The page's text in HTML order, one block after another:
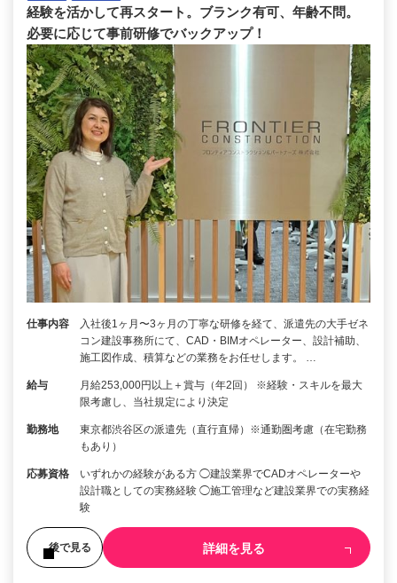
経験を活かして再スタート。ブランク有可、年齢不問。
必要に応じて事前研修でバックアップ！
仕事内容
入社後1ヶ月〜3ヶ月の丁寧な研修を経て、派遣先の大手ゼネ
コン建設事務所にて、CAD・BIMオペレーター、設計補助、
施工図作成、積算などの業務をお任せします。 …
給与
月給253,000円以上＋賞与（年2回） ※経験・スキルを最大
限考慮し、当社規定により決定
勤務地
東京都渋谷区の派遣先（直行直帰）※通勤圏考慮（在宅勤務
もあり）
応募資格
いずれかの経験がある方 ◯建設業界でCADオペレーターや
設計職としての実務経験 ◯施工管理など建設業界での実務経
験
後で見る 詳細を見る